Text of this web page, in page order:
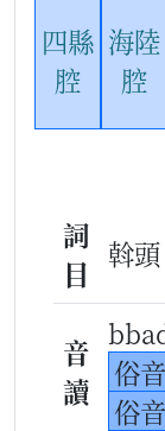
四縣
腔
海陸
腔
詞
目
斡頭
音
讀
俗音
俗音